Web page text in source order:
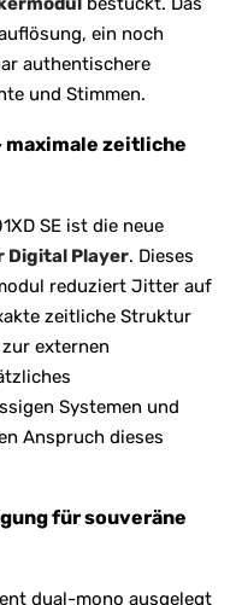
ein noch
authentischere
und Stimmen.
maximale zeitliche
SE ist die neue
Digital Player. Dieses
reduziert Jitter auf
zeitliche Struktur
externen
Systemen und
Anspruch dieses
für souveräne
dual-mono ausgelegt